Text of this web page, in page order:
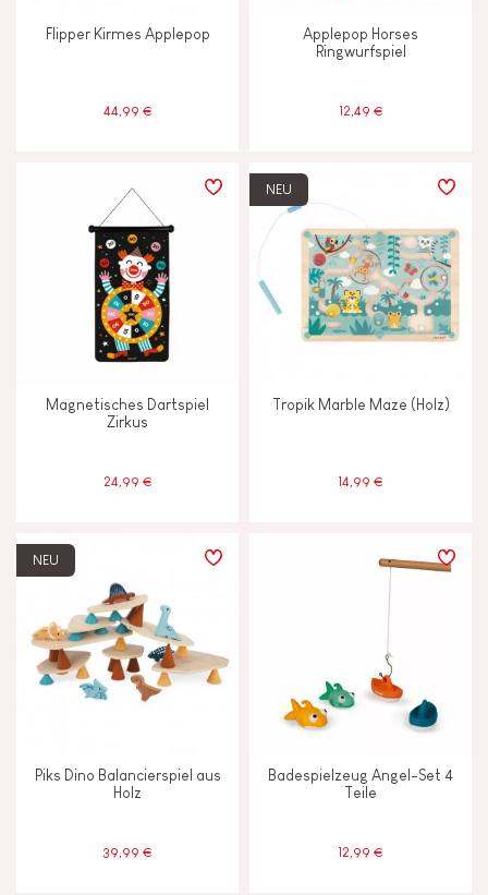
Flipper Kirmes Applepop
44,99 €
Applepop Horses
Ringwurfspiel
12,49 €
Magnetisches Dartspiel
Zirkus
24,99 €
NEU
Tropik Marble Maze (Holz)
14,99 €
NEU
Piks Dino Balancierspiel aus
Holz
39,99 €
Badespielzeug Angel-Set 4
Teile
12,99 €